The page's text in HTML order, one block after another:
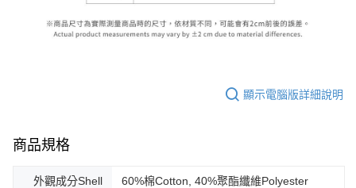
顯示電腦版詳細說明
商品規格
外觀成分Shell
60%棉Cotton, 40%聚酯纖維Polyester